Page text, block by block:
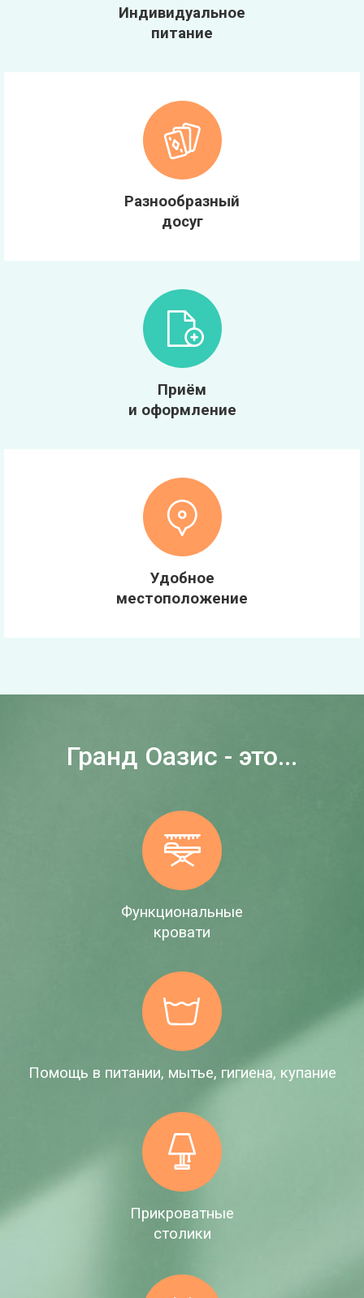
Индивидуальное
питание
Разнообразный
досуг
Приём
и оформление
Удобное
местоположение
Гранд Оазис - это...
Функциональные
кровати
Помощь в питании, мытье, гигиена, купание
Прикроватные
столики